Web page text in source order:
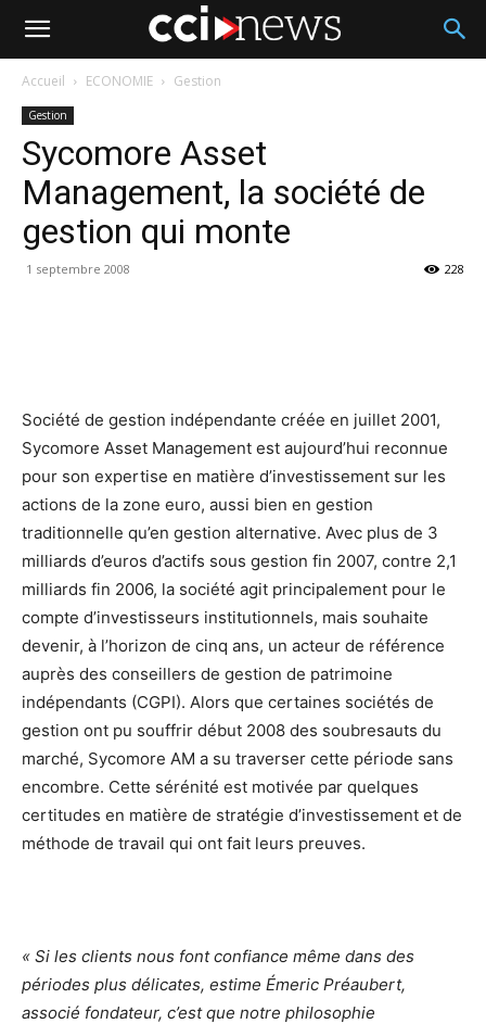
Accueil ECONOMIE Gestion
Gestion
Sycomore Asset
Management, la société de
gestion qui monte
1 septembre 2008 228
Société de gestion indépendante créée en juillet 2001,
Sycomore Asset Management est aujourd’hui reconnue
pour son expertise en matière d’investissement sur les
actions de la zone euro, aussi bien en gestion
traditionnelle qu’en gestion alternative. Avec plus de 3
milliards d’euros d’actifs sous gestion fin 2007, contre 2,1
milliards fin 2006, la société agit principalement pour le
compte d’investisseurs institutionnels, mais souhaite
devenir, à l’horizon de cinq ans, un acteur de référence
auprès des conseillers de gestion de patrimoine
indépendants (CGPI). Alors que certaines sociétés de
gestion ont pu souffrir début 2008 des soubresauts du
marché, Sycomore AM a su traverser cette période sans
encombre. Cette sérénité est motivée par quelques
certitudes en matière de stratégie d’investissement et de
méthode de travail qui ont fait leurs preuves.
« Si les clients nous font confiance même dans des
périodes plus délicates, estime Émeric Préaubert,
associé fondateur, c’est que notre philosophie